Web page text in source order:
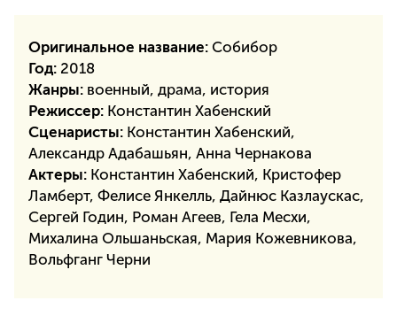
Оригинальное название: Cобибор
Год: 2018
Жанры: военный, драма, история
Режиссер: Константин Хабенский
Сценаристы: Константин Хабенский,
Александр Адабашьян, Анна Чернакова
Актеры: Константин Хабенский, Кристофер
Ламберт, Фелисе Янкелль, Дайнюс Казлаускас,
Сергей Годин, Роман Агеев, Гела Месхи,
Михалина Ольшаньская, Мария Кожевникова,
Вольфганг Черни